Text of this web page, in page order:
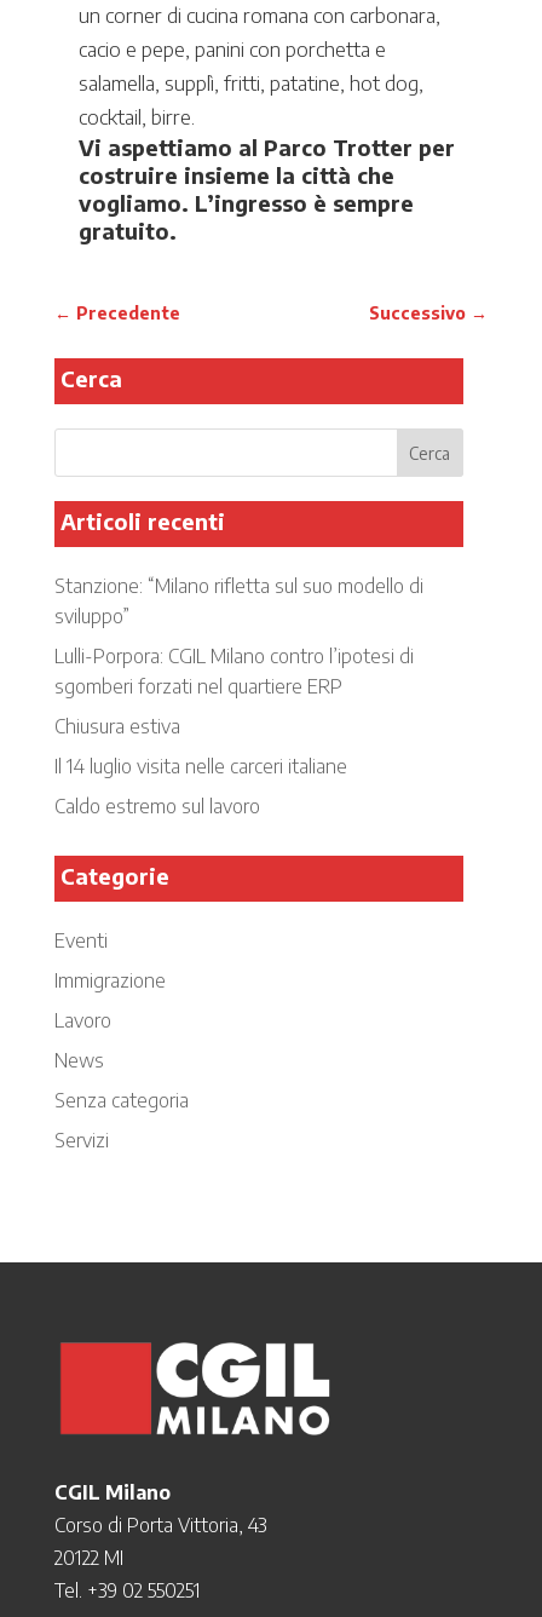
un corner di cucina romana con carbonara,
cacio e pepe, panini con porchetta e
salamella, supplì, fritti, patatine, hot dog,
cocktail, birre.
Vi aspettiamo al Parco Trotter per
costruire insieme la città che
vogliamo. L’ingresso è sempre
gratuito.
← Precedente Successivo →
Cerca
Articoli recenti
Stanzione: “Milano rifletta sul suo modello di
sviluppo”
Lulli-Porpora: CGIL Milano contro l’ipotesi di
sgomberi forzati nel quartiere ERP
Chiusura estiva
Il 14 luglio visita nelle carceri italiane
Caldo estremo sul lavoro
Categorie
Eventi
Immigrazione
Lavoro
News
Senza categoria
Servizi
CGIL Milano
Corso di Porta Vittoria, 43
20122 MI
Tel. +39 02 550251